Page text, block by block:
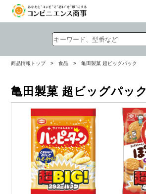
商品情報トップ > 食品 > 亀田製菓 超ビッグパック
亀田製菓 超ビッグパック